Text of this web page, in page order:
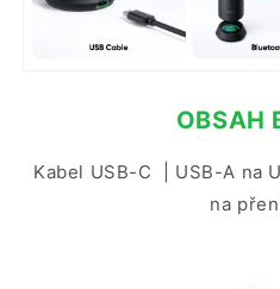
OBSAH
Kabel USB-C | USB-A na
na